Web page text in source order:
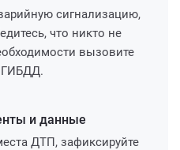
сигнализацию,
что никто не
вызовите
и данные
ДТП, зафиксируйте